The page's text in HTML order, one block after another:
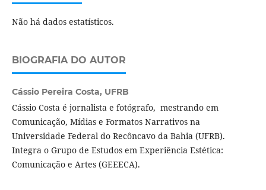
Não há dados estatísticos.
BIOGRAFIA DO AUTOR
Cássio Pereira Costa, UFRB
Cássio Costa é jornalista e fotógrafo, mestrando em
Comunicação, Mídias e Formatos Narrativos na
Universidade Federal do Recôncavo da Bahia (UFRB).
Integra o Grupo de Estudos em Experiência Estética:
Comunicação e Artes (GEEECA).